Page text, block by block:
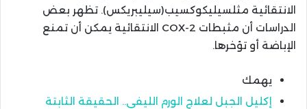
الانتقائية مثلسيليكوكسيب(سيليبريكس). تظهر بعض
الدراسات أن مثبطات COX-2 الانتقائية يمكن أن تمنع
الإباضة أو تؤخرها.
يهمك
إكليل الجبل لعلاج الورم الليفي.. الحقيقة الثابتة